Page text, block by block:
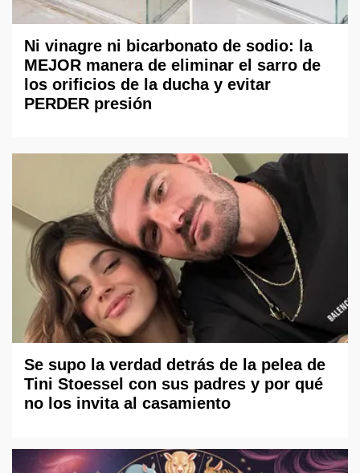
Ni vinagre ni bicarbonato de sodio: la
MEJOR manera de eliminar el sarro de
los orificios de la ducha y evitar
PERDER presión
Se supo la verdad detrás de la pelea de
Tini Stoessel con sus padres y por qué
no los invita al casamiento